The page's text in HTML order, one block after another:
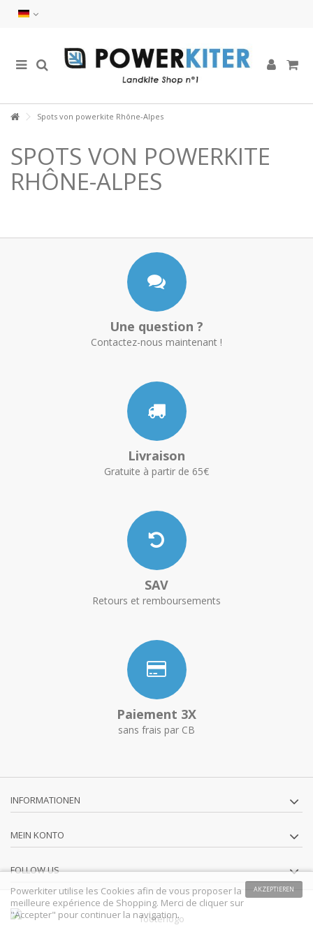
Spots von powerkite Rhône-Alpes
SPOTS VON POWERKITE
RHÔNE-ALPES
Une question ?
Contactez-nous maintenant !
Livraison
Gratuite à partir de 65€
SAV
Retours et remboursements
Paiement 3X
sans frais par CB
INFORMATIONEN
MEIN KONTO
FOLLOW US
AKZEPTIEREN
Powerkiter utilise les Cookies afin de vous proposer la
meilleure expérience de Shopping. Merci de cliquer sur
"Accepter" pour continuer la navigation.